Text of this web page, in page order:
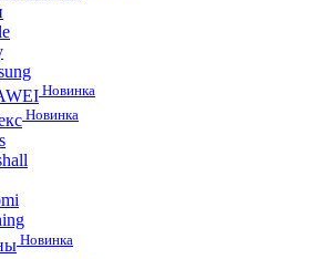
Новинка
Новинка
Новинка